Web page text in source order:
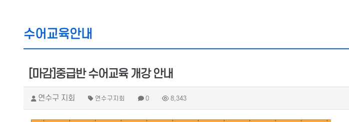
수어교육안내
[마감]중급반 수어교육 개강 안내
연수구 지회 연수구지회 0 8,343